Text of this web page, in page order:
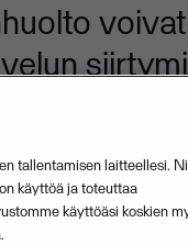
READ
tallentamisen laitteellesi.
käyttöä ja toteuttaa
käyttöäsi koskien